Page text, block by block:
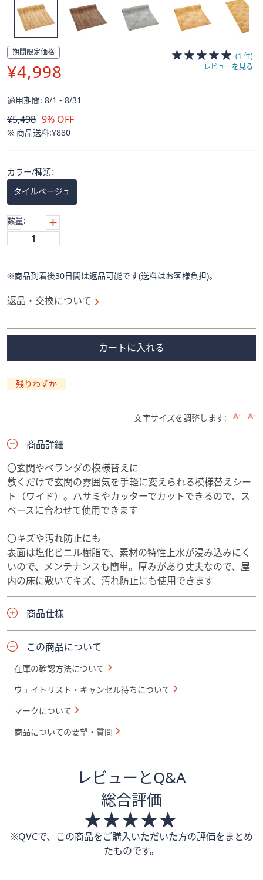
イ
で
左
右
に
ワ
イ
プ
閲
覧
で
き
ま
す。
期間限定価格
¥4,998
適用期間: 8/1 - 8/31
削
除
¥5,498 9% OFF
※ 商品送料:¥880
(1 件)
レビューを見る
カラー/種類:
タイルベージュ
数量:
※商品到着後30日間は返品可能です(送料はお客様負担)。
返品・交換について
カートに入れる
残りわずか
文字サイズを調整します:
商品詳細
〇玄関やベランダの模様替えに
敷くだけで玄関の雰囲気を手軽に変えられる模様替えシー
ト（ワイド）。ハサミやカッターでカットできるので、ス
ペースに合わせて使用できます
〇キズや汚れ防止にも
表面は塩化ビニル樹脂で、素材の特性上水が浸み込みにく
いので、メンテナンスも簡単。厚みがあり丈夫なので、屋
内の床に敷いてキズ、汚れ防止にも使用できます
商品仕様
この商品について
在庫の確認方法について
ウェイトリスト・キャンセル待ちについて
マークについて
商品についての要望・質問
レビューとQ&A
総合評価
※QVCで、この商品をご購入いただいた方の評価をまとめ
たものです。